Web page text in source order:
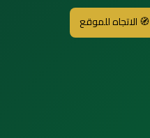
🧭 الاتجاه للموقع